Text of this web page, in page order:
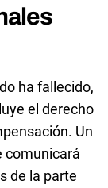
ha fallecido,
el derecho
Un
comunicará
de la parte